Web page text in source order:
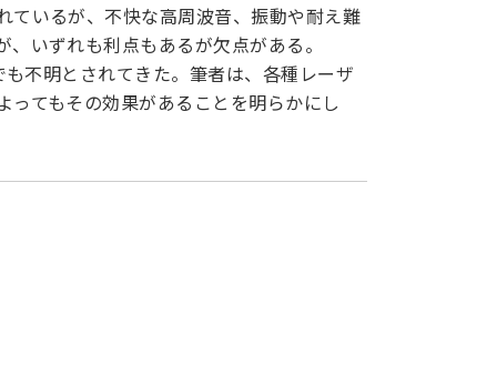
ているが、不快な高周波音、振動や耐え難
いずれも利点もあるが欠点がある。
不明とされてきた。筆者は、各種レーザ
てもその効果があることを明らかにし